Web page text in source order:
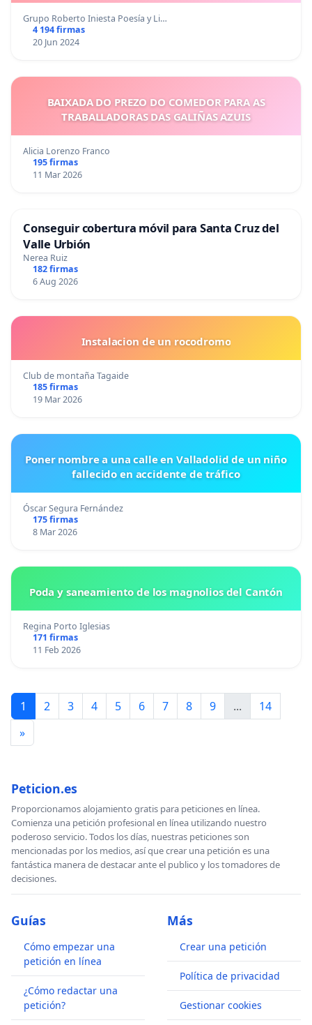
Grupo Roberto Iniesta Poesía y Li…
4 194 firmas
20 Jun 2024
BAIXADA DO PREZO DO COMEDOR PARA AS
TRABALLADORAS DAS GALIÑAS AZUIS
Alicia Lorenzo Franco
195 firmas
11 Mar 2026
Conseguir cobertura móvil para Santa Cruz del
Valle Urbión
Nerea Ruiz
182 firmas
6 Aug 2026
Instalacion de un rocodromo
Club de montaña Tagaide
185 firmas
19 Mar 2026
Poner nombre a una calle en Valladolid de un niño
fallecido en accidente de tráfico
Óscar Segura Fernández
175 firmas
8 Mar 2026
Poda y saneamiento de los magnolios del Cantón
Regina Porto Iglesias
171 firmas
11 Feb 2026
1 2 3 4 5 6 7 8 9 ...
14
»
Peticion.es
Proporcionamos alojamiento gratis para peticiones en línea.
Comienza una petición profesional en línea utilizando nuestro
poderoso servicio. Todos los días, nuestras peticiones son
mencionadas por los medios, así que crear una petición es una
fantástica manera de destacar ante el publico y los tomadores de
decisiones.
Guías
Cómo empezar una
petición en línea
¿Cómo redactar una
petición?
Más
Crear una petición
Política de privacidad
Gestionar cookies